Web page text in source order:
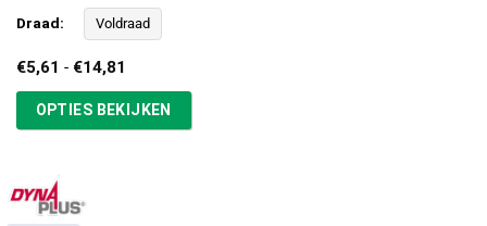
Draad: Voldraad
€5,61 - €14,81
tot
€14,81
OPTIES BEKIJKEN